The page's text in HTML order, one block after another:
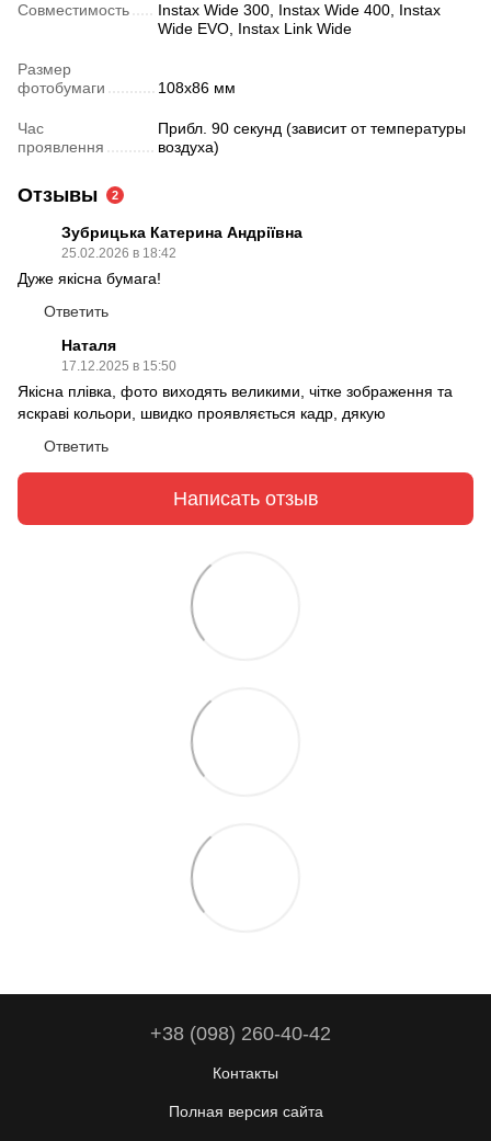
Совместимость
Instax Wide 300, Instax Wide 400, Instax
Wide EVO, Instax Link Wide
Размер
фотобумаги
108х86 мм
Час
проявлення
Прибл. 90 секунд (зависит от температуры
воздуха)
Отзывы 2
Зубрицька Катерина Андріївна
25.02.2026 в 18:42
Дуже якісна бумага!
Ответить
Наталя
17.12.2025 в 15:50
Якісна плівка, фото виходять великими, чітке зображення та
яскраві кольори, швидко проявляється кадр, дякую
Ответить
Написать отзыв
+38 (098) 260-40-42
Контакты
Полная версия сайта